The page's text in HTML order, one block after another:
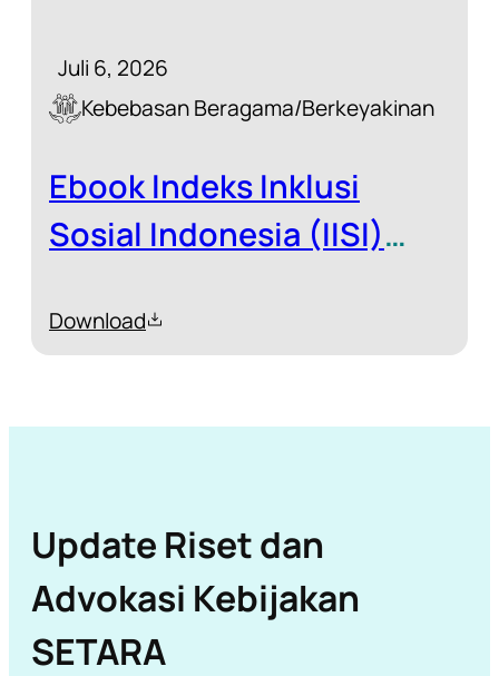
Juli 6, 2026
Kebebasan Beragama/Berkeyakinan
Ebook Indeks Inklusi
Sosial Indonesia (IISI)
Download
Update Riset dan
Advokasi Kebijakan
SETARA